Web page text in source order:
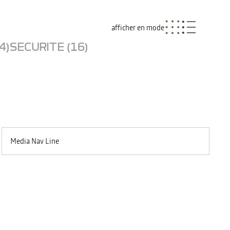
afficher en mode
SECURITE (16)
Media Nav Line